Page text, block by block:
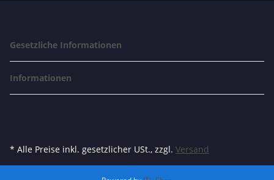
Gesetzliche Informationen
Informationen
* Alle Preise inkl. gesetzlicher USt., zzgl. Versand